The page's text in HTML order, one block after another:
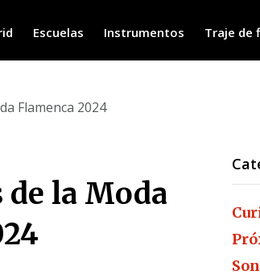
Escuelas Instrumentos Traje de
Flamenca 2024
de la Moda